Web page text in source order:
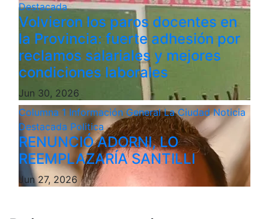
Destacada
Volvieron los paros docentes en
la Provincia: fuerte adhesión por
reclamos salariales y mejores
condiciones laborales
Jun 30, 2026
Columna 1 Información GeneralLa CiudadNoticia
Destacada Politica
RENUNCIÓ ADORNI, LO
REEMPLAZARÍA SANTILLI
Jun 27, 2026